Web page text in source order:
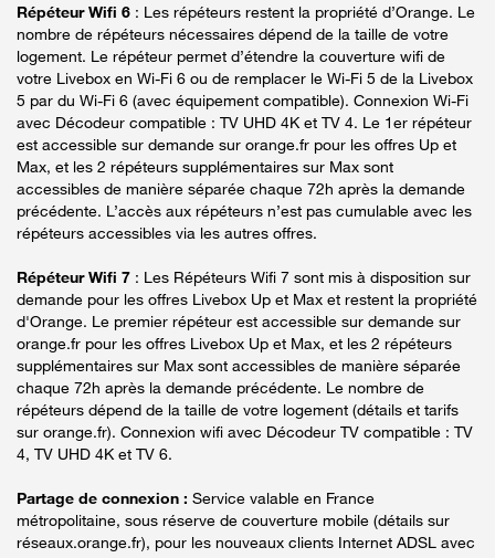
Répéteur Wifi 6 : Les répéteurs restent la propriété d’Orange. Le
nombre de répéteurs nécessaires dépend de la taille de votre
logement. Le répéteur permet d’étendre la couverture wifi de
votre Livebox en Wi-Fi 6 ou de remplacer le Wi-Fi 5 de la Livebox
5 par du Wi-Fi 6 (avec équipement compatible). Connexion Wi-Fi
avec Décodeur compatible : TV UHD 4K et TV 4. Le 1er répéteur
est accessible sur demande sur orange.fr pour les offres Up et
Max, et les 2 répéteurs supplémentaires sur Max sont
accessibles de manière séparée chaque 72h après la demande
précédente. L’accès aux répéteurs n’est pas cumulable avec les
répéteurs accessibles via les autres offres.
Répéteur Wifi 7 : Les Répéteurs Wifi 7 sont mis à disposition sur
demande pour les offres Livebox Up et Max et restent la propriété
d'Orange. Le premier répéteur est accessible sur demande sur
orange.fr pour les offres Livebox Up et Max, et les 2 répéteurs
supplémentaires sur Max sont accessibles de manière séparée
chaque 72h après la demande précédente. Le nombre de
répéteurs dépend de la taille de votre logement (détails et tarifs
sur orange.fr). Connexion wifi avec Décodeur TV compatible : TV
4, TV UHD 4K et TV 6.
Partage de connexion : Service valable en France
métropolitaine, sous réserve de couverture mobile (détails sur
réseaux.orange.fr), pour les nouveaux clients Internet ADSL avec